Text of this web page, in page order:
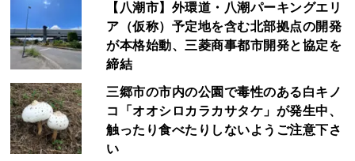
【八潮市】外環道・八潮パーキングエリ
ア（仮称）予定地を含む北部拠点の開発
が本格始動、三菱商事都市開発と協定を
締結
三郷市の市内の公園で毒性のある白キノ
コ「オオシロカラカサタケ」が発生中、
触ったり食べたりしないようご注意下さ
い